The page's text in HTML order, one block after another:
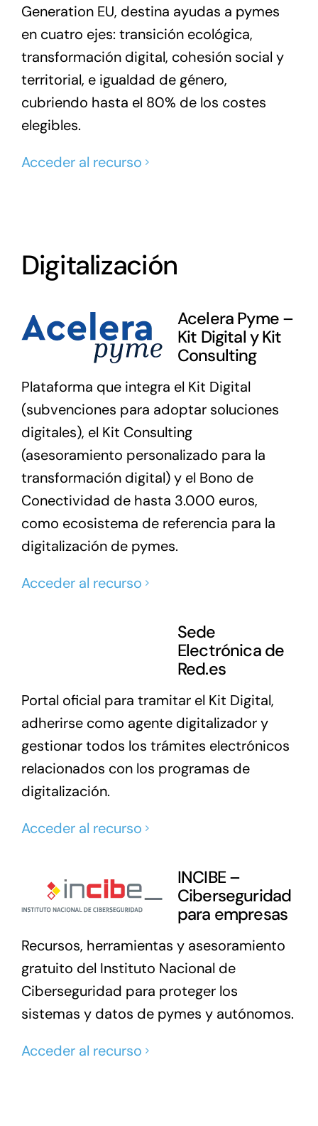
Generation EU, destina ayudas a pymes
en cuatro ejes: transición ecológica,
transformación digital, cohesión social y
territorial, e igualdad de género,
cubriendo hasta el 80% de los costes
elegibles.
Acceder al recurso
Digitalización
Acelera Pyme –
Kit Digital y Kit
Consulting
Plataforma que integra el Kit Digital
(subvenciones para adoptar soluciones
digitales), el Kit Consulting
(asesoramiento personalizado para la
transformación digital) y el Bono de
Conectividad de hasta 3.000 euros,
como ecosistema de referencia para la
digitalización de pymes.
Acceder al recurso
Sede
Electrónica de
Red.es
Portal oficial para tramitar el Kit Digital,
adherirse como agente digitalizador y
gestionar todos los trámites electrónicos
relacionados con los programas de
digitalización.
Acceder al recurso
INCIBE –
Ciberseguridad
para empresas
Recursos, herramientas y asesoramiento
gratuito del Instituto Nacional de
Ciberseguridad para proteger los
sistemas y datos de pymes y autónomos.
Acceder al recurso